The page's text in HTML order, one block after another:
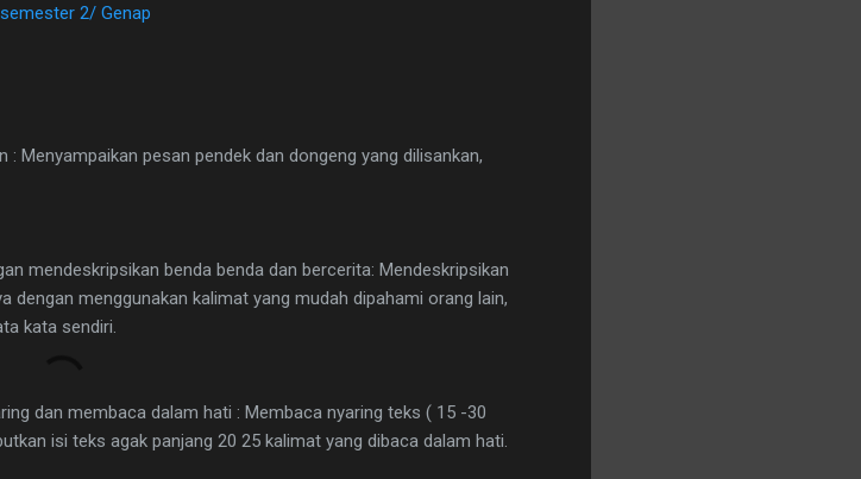
2/ Genap
Menyampaikan pesan pendek dan dongeng yang dilisankan,
mendeskripsikan benda benda dan bercerita: Mendeskripsikan
menggunakan kalimat yang mudah dipahami orang lain,
kata sendiri.
dan membaca dalam hati : Membaca nyaring teks ( 15 -30
isi teks agak panjang 20 25 kalimat yang dibaca dalam hati.